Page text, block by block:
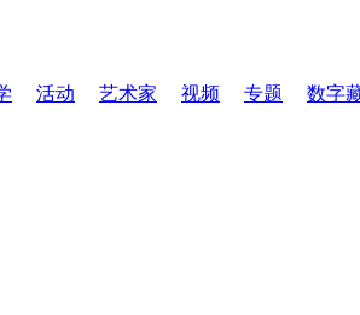
活动 艺术家 视频 专题 数字